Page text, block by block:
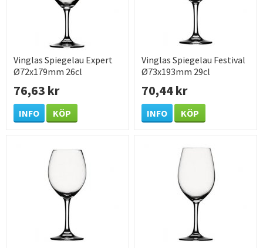
Vinglas Spiegelau Expert
Ø72x179mm 26cl
76,63 kr
INFO KÖP
Vinglas Spiegelau Festival
Ø73x193mm 29cl
70,44 kr
INFO KÖP